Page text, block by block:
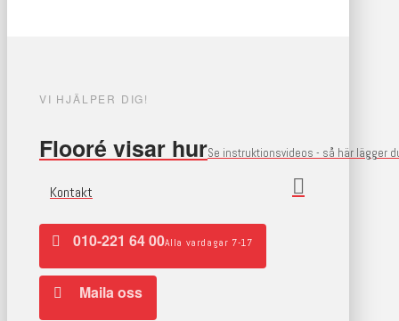
VI HJÄLPER DIG!
Flooré visar hurSe instruktionsvideos - så här lägger
Kontakt
010-221 64 00Alla vardagar 7-17
Maila oss